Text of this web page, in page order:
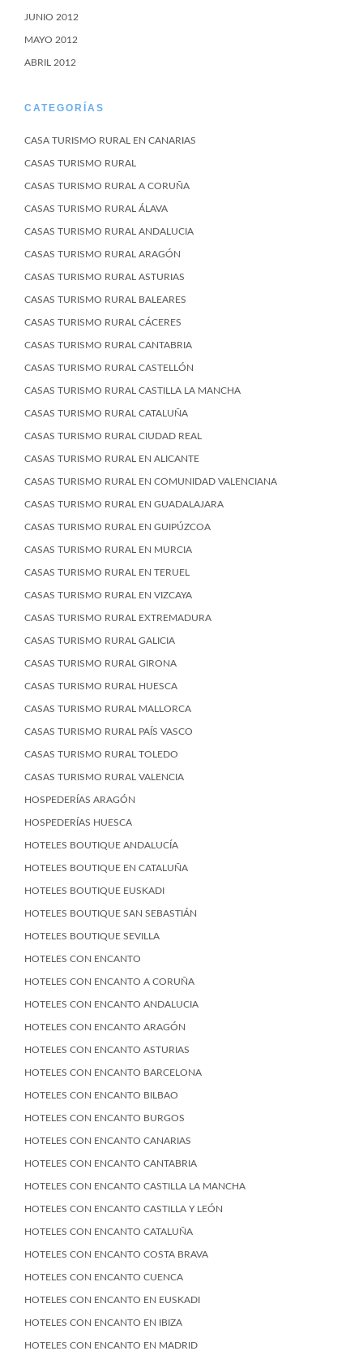
JUNIO 2012
MAYO 2012
ABRIL 2012
CATEGORÍAS
CASA TURISMO RURAL EN CANARIAS
CASAS TURISMO RURAL
CASAS TURISMO RURAL A CORUÑA
CASAS TURISMO RURAL ÁLAVA
CASAS TURISMO RURAL ANDALUCIA
CASAS TURISMO RURAL ARAGÓN
CASAS TURISMO RURAL ASTURIAS
CASAS TURISMO RURAL BALEARES
CASAS TURISMO RURAL CÁCERES
CASAS TURISMO RURAL CANTABRIA
CASAS TURISMO RURAL CASTELLÓN
CASAS TURISMO RURAL CASTILLA LA MANCHA
CASAS TURISMO RURAL CATALUÑA
CASAS TURISMO RURAL CIUDAD REAL
CASAS TURISMO RURAL EN ALICANTE
CASAS TURISMO RURAL EN COMUNIDAD VALENCIANA
CASAS TURISMO RURAL EN GUADALAJARA
CASAS TURISMO RURAL EN GUIPÚZCOA
CASAS TURISMO RURAL EN MURCIA
CASAS TURISMO RURAL EN TERUEL
CASAS TURISMO RURAL EN VIZCAYA
CASAS TURISMO RURAL EXTREMADURA
CASAS TURISMO RURAL GALICIA
CASAS TURISMO RURAL GIRONA
CASAS TURISMO RURAL HUESCA
CASAS TURISMO RURAL MALLORCA
CASAS TURISMO RURAL PAÍS VASCO
CASAS TURISMO RURAL TOLEDO
CASAS TURISMO RURAL VALENCIA
HOSPEDERÍAS ARAGÓN
HOSPEDERÍAS HUESCA
HOTELES BOUTIQUE ANDALUCÍA
HOTELES BOUTIQUE EN CATALUÑA
HOTELES BOUTIQUE EUSKADI
HOTELES BOUTIQUE SAN SEBASTIÁN
HOTELES BOUTIQUE SEVILLA
HOTELES CON ENCANTO
HOTELES CON ENCANTO A CORUÑA
HOTELES CON ENCANTO ANDALUCIA
HOTELES CON ENCANTO ARAGÓN
HOTELES CON ENCANTO ASTURIAS
HOTELES CON ENCANTO BARCELONA
HOTELES CON ENCANTO BILBAO
HOTELES CON ENCANTO BURGOS
HOTELES CON ENCANTO CANARIAS
HOTELES CON ENCANTO CANTABRIA
HOTELES CON ENCANTO CASTILLA LA MANCHA
HOTELES CON ENCANTO CASTILLA Y LEÓN
HOTELES CON ENCANTO CATALUÑA
HOTELES CON ENCANTO COSTA BRAVA
HOTELES CON ENCANTO CUENCA
HOTELES CON ENCANTO EN EUSKADI
HOTELES CON ENCANTO EN IBIZA
HOTELES CON ENCANTO EN MADRID